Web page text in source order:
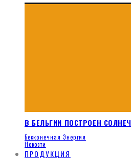
В БЕЛЬГИИ ПОСТРОЕН
Бесконечная Энергия
Новости
ПРОДУКЦИЯ